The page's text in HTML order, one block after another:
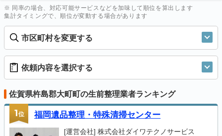
※ 同率の場合、対応可能サービスなどを加味して順位を算出します
集計タイミングで、順位が変動する場合があります
市区町村を変更する
依頼内容を選択する
佐賀県杵島郡大町町の生前整理業者ランキング
1位 福岡遺品整理・特殊清掃センター
[運営会社] 株式会社ダイワテクノサービス